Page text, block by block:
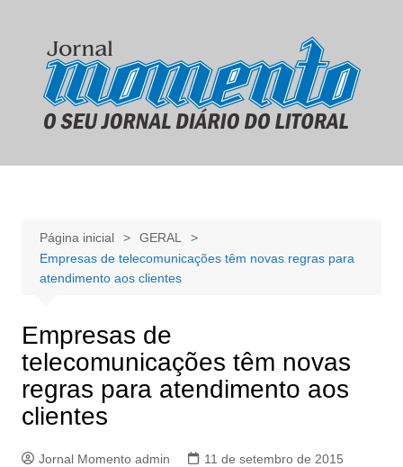
conteúdo
Página inicial
GERAL
Empresas de telecomunicações têm novas regras para
atendimento aos clientes
Empresas de
telecomunicações têm novas
regras para atendimento aos
clientes
Jornal Momento admin
11 de setembro de 2015